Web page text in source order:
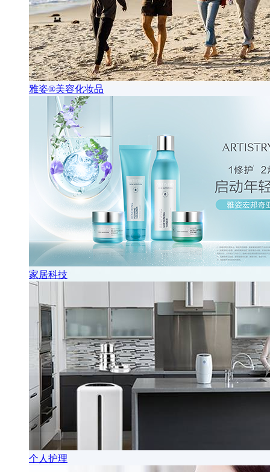
雅姿®美容化妆品
家居科技
个人护理